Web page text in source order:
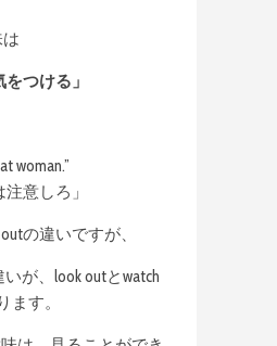
は
をつける」
woman.”
注意しろ」
の違いですが、
が、look outとwatch
ます。